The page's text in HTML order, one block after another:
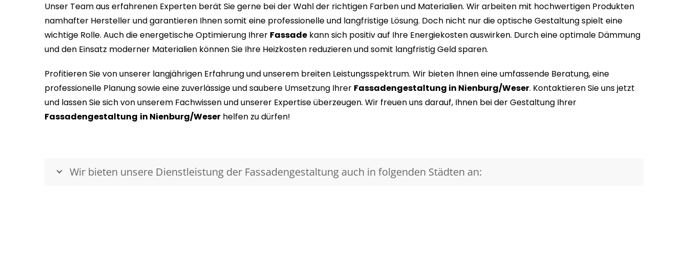
Unser Team aus erfahrenen Experten berät Sie gerne bei der Wahl der richtigen Farben und Materialien. Wir arbeiten mit hochwertigen Produkten
namhafter Hersteller und garantieren Ihnen somit eine professionelle und langfristige Lösung. Doch nicht nur die optische Gestaltung spielt eine
wichtige Rolle. Auch die energetische Optimierung Ihrer Fassade kann sich positiv auf Ihre Energiekosten auswirken. Durch eine optimale Dämmung
und den Einsatz moderner Materialien können Sie Ihre Heizkosten reduzieren und somit langfristig Geld sparen.
Profitieren Sie von unserer langjährigen Erfahrung und unserem breiten Leistungsspektrum. Wir bieten Ihnen eine umfassende Beratung, eine
professionelle Planung sowie eine zuverlässige und saubere Umsetzung Ihrer Fassadengestaltung in Nienburg/Weser. Kontaktieren Sie uns jetzt
und lassen Sie sich von unserem Fachwissen und unserer Expertise überzeugen. Wir freuen uns darauf, Ihnen bei der Gestaltung Ihrer
Fassadengestaltung in Nienburg/Weser helfen zu dürfen!
Wir bieten unsere Dienstleistung der Fassadengestaltung auch in folgenden Städten an: